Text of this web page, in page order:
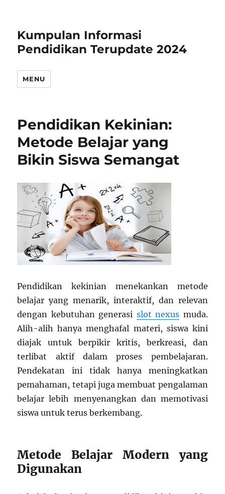
Kumpulan Informasi
Pendidikan Terupdate 2024
MENU
Pendidikan Kekinian:
Metode Belajar yang
Bikin Siswa Semangat
Pendidikan kekinian menekankan metode
belajar yang menarik, interaktif, dan relevan
dengan kebutuhan generasi slot nexus muda.
Alih-alih hanya menghafal materi, siswa kini
diajak untuk berpikir kritis, berkreasi, dan
terlibat aktif dalam proses pembelajaran.
Pendekatan ini tidak hanya meningkatkan
pemahaman, tetapi juga membuat pengalaman
belajar lebih menyenangkan dan memotivasi
siswa untuk terus berkembang.
Metode Belajar Modern yang
Digunakan